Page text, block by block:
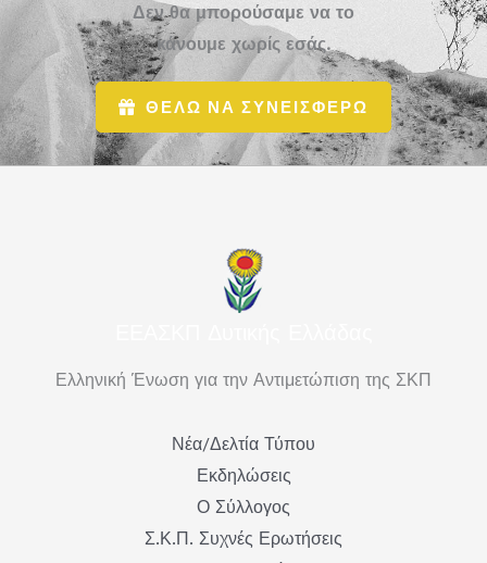
Δεν θα μπορούσαμε να το
κάνουμε χωρίς εσάς.
ΘΕΛΩ ΝΑ ΣΥΝΕΙΣΦΕΡΩ
Ελληνική Ένωση για την Αντιμετώπιση της ΣΚΠ
Νέα/Δελτία Τύπου
Εκδηλώσεις
Ο Σύλλογος
Σ.Κ.Π. Συχνές Ερωτήσεις